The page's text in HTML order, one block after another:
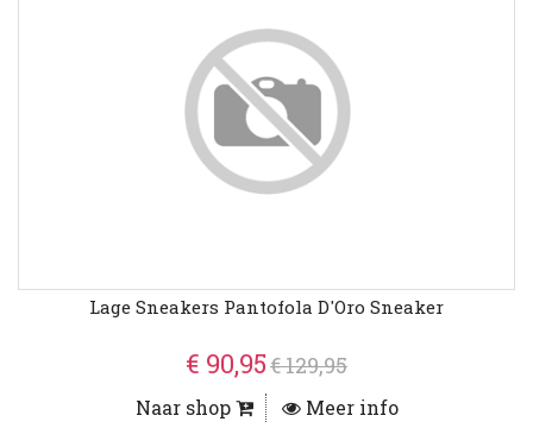
Lage Sneakers Pantofola D'Oro Sneaker
€ 90,95€ 129,95
Naar shop Meer info